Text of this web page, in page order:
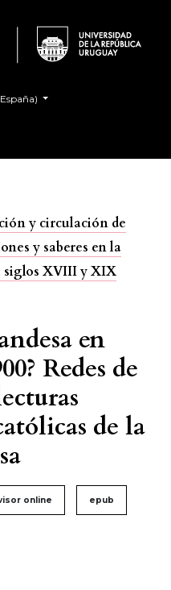
y circulación de
y saberes en la
siglos XVIII y XIX
en
Redes de
de la
online epub